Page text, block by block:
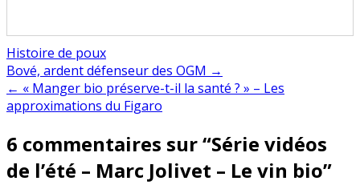
Histoire de poux
Navigation
de
Bové, ardent défenseur des OGM →
← « Manger bio préserve-t-il la santé ? » – Les
approximations du Figaro
6 commentaires sur “Série vidéos
de l’été – Marc Jolivet – Le vin bio”